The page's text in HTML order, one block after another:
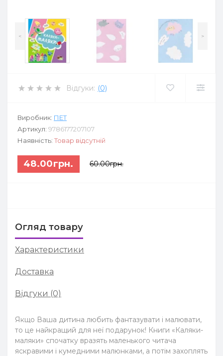
< >
Відгуки: (0)
Виробник: ПЕТ
Артикул: 9786177207107
Наявність: Товар відсутній
48.00грн. 60.00грн.
Огляд товару
Характеристики
Доставка
Відгуки (0)
Якщо Ваша дитина любить фантазувати і малювати,
то це найкращий для неї подарунок! Книги «Каляки-
маляки» спочатку вразять маленького читача
яскравими і кумедними малюнками, а потім захоплять